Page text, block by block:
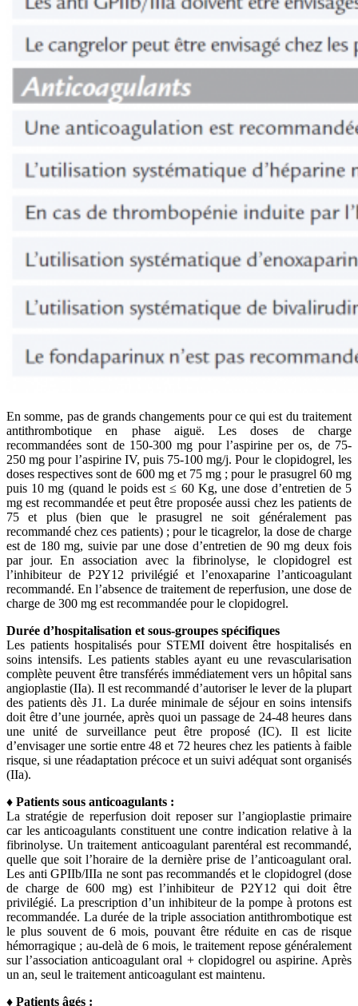
En somme, pas de grands changements pour ce qui est du traitement
antithrombotique en phase aiguë. Les doses de charge
recommandées sont de 150-300 mg pour l’aspirine per os, de 75-
250 mg pour l’aspirine IV, puis 75-100 mg/j. Pour le clopidogrel, les
doses respectives sont de 600 mg et 75 mg ; pour le prasugrel 60 mg
puis 10 mg (quand le poids est ≤ 60 Kg, une dose d’entretien de 5
mg est recommandée et peut être proposée aussi chez les patients de
75 et plus (bien que le prasugrel ne soit généralement pas
recommandé chez ces patients) ; pour le ticagrelor, la dose de charge
est de 180 mg, suivie par une dose d’entretien de 90 mg deux fois
par jour. En association avec la fibrinolyse, le clopidogrel est
l’inhibiteur de P2Y12 privilégié et l’enoxaparine l’anticoagulant
recommandé. En l’absence de traitement de reperfusion, une dose de
charge de 300 mg est recommandée pour le clopidogrel.
Durée d’hospitalisation et sous-groupes spécifiques
Les patients hospitalisés pour STEMI doivent être hospitalisés en
soins intensifs. Les patients stables ayant eu une revascularisation
complète peuvent être transférés immédiatement vers un hôpital sans
angioplastie (IIa). Il est recommandé d’autoriser le lever de la plupart
des patients dès J1. La durée minimale de séjour en soins intensifs
doit être d’une journée, après quoi un passage de 24-48 heures dans
une unité de surveillance peut être proposé (IC). Il est licite
d’envisager une sortie entre 48 et 72 heures chez les patients à faible
risque, si une réadaptation précoce et un suivi adéquat sont organisés
(IIa).
♦ Patients sous anticoagulants :
La stratégie de reperfusion doit reposer sur l’angioplastie primaire
car les anticoagulants constituent une contre indication relative à la
fibrinolyse. Un traitement anticoagulant parentéral est recommandé,
quelle que soit l’horaire de la dernière prise de l’anticoagulant oral.
Les anti GPIIb/IIIa ne sont pas recommandés et le clopidogrel (dose
de charge de 600 mg) est l’inhibiteur de P2Y12 qui doit être
privilégié. La prescription d’un inhibiteur de la pompe à protons est
recommandée. La durée de la triple association antithrombotique est
le plus souvent de 6 mois, pouvant être réduite en cas de risque
hémorragique ; au-delà de 6 mois, le traitement repose généralement
sur l’association anticoagulant oral + clopidogrel ou aspirine. Après
un an, seul le traitement anticoagulant est maintenu.
♦ Patients âgés :